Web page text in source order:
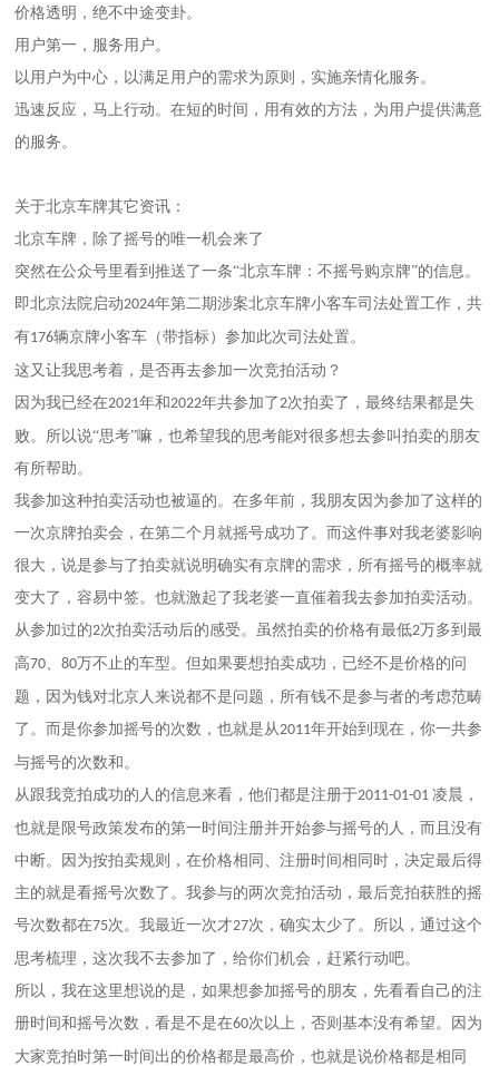
价格透明，绝不中途变卦。
用户第一，服务用户。
以用户为中心，以满足用户的需求为原则，实施亲情化服务。
迅速反应，马上行动。在短的时间，用有效的方法，为用户提供满意
的服务。
关于北京车牌其它资讯：
北京车牌，除了摇号的唯一机会来了
突然在公众号里看到推送了一条“北京车牌：不摇号购京牌”的信息。
即北京法院启动2024年第二期涉案北京车牌小客车司法处置工作，共
有176辆京牌小客车（带指标）参加此次司法处置。
这又让我思考着，是否再去参加一次竞拍活动？
因为我已经在2021年和2022年共参加了2次拍卖了，最终结果都是失
败。所以说“思考”嘛，也希望我的思考能对很多想去参叫拍卖的朋友
有所帮助。
我参加这种拍卖活动也被逼的。在多年前，我朋友因为参加了这样的
一次京牌拍卖会，在第二个月就摇号成功了。而这件事对我老婆影响
很大，说是参与了拍卖就说明确实有京牌的需求，所有摇号的概率就
变大了，容易中签。也就激起了我老婆一直催着我去参加拍卖活动。
从参加过的2次拍卖活动后的感受。虽然拍卖的价格有最低2万多到最
高70 、80万不止的车型。但如果要想拍卖成功，已经不是价格的问
题，因为钱对北京 人来说都不是问题，所有钱不是参与者的考虑范畴
了。而是你参加摇号的次数，也就是从2011年开始到现在，你一共参
与摇号的次数和。
从跟我竞拍成功的人的信息来看，他们都是注册于2011-01-01 凌晨，
也就是限号政策发布的第一时间注册并开始参与摇号的人，而且没有
中断。因为按拍卖规则，在价格相同、注册时间相同时，决定最后得
主的就是看摇号次数了。我参与的两次竞拍活动，最后竞拍获胜的摇
号次数都在75次。我最近一次才27次，确实太少了。所以，通过这个
思考梳理，这次我不去参加了，给你们机会，赶紧行动吧。
所以，我在这里想说的是，如果想参加摇号的朋友，先看看自己的注
册时间和摇号次数，看是不是在60次以上，否则基本没有希望。因为
大家竞拍时第一时间出的价格都是最高价，也就是说价格都是相同